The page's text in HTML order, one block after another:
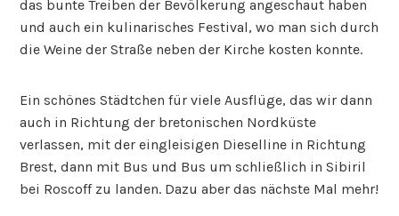
das bunte Treiben der Bevölkerung angeschaut haben
und auch ein kulinarisches Festival, wo man sich durch
die Weine der Straße neben der Kirche kosten konnte.
Ein schönes Städtchen für viele Ausflüge, das wir dann
auch in Richtung der bretonischen Nordküste
verlassen, mit der eingleisigen Dieselline in Richtung
Brest, dann mit Bus und Bus um schließlich in Sibiril
bei Roscoff zu landen. Dazu aber das nächste Mal mehr!